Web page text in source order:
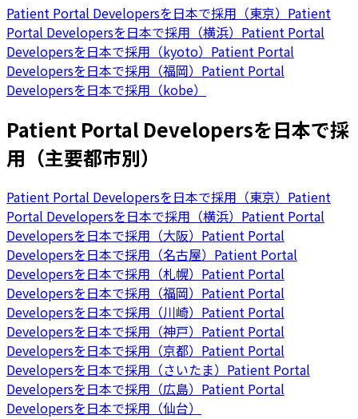
Patient Portal Developersを日本で採用（東京） Patient
Portal Developersを日本で採用（横浜） Patient Portal
Developersを日本で採用（kyoto） Patient Portal
Developersを日本で採用（福岡） Patient Portal
Developersを日本で採用（kobe）
Patient Portal Developersを日本で採
用（主要都市別）
Patient Portal Developersを日本で採用（東京） Patient
Portal Developersを日本で採用（横浜） Patient Portal
Developersを日本で採用（大阪） Patient Portal
Developersを日本で採用（名古屋） Patient Portal
Developersを日本で採用（札幌） Patient Portal
Developersを日本で採用（福岡） Patient Portal
Developersを日本で採用（川崎） Patient Portal
Developersを日本で採用（神戸） Patient Portal
Developersを日本で採用（京都） Patient Portal
Developersを日本で採用（さいたま） Patient Portal
Developersを日本で採用（広島） Patient Portal
Developersを日本で採用（仙台）